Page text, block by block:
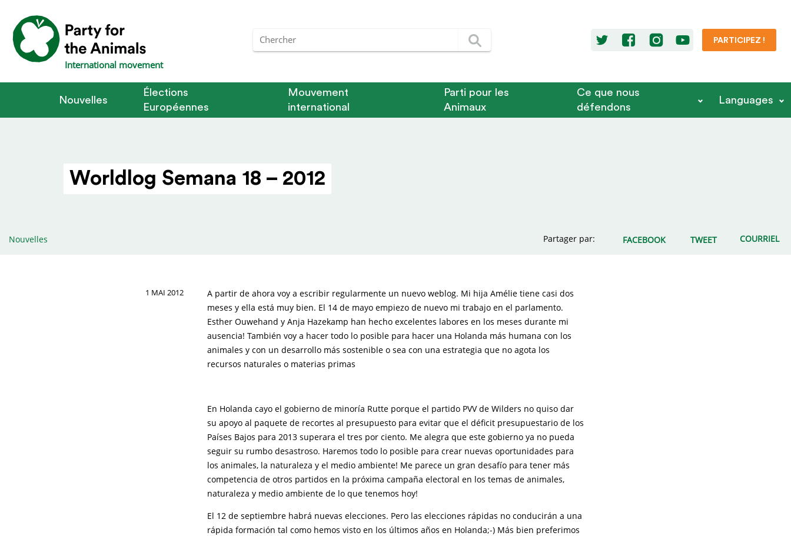
International movement
PARTICIPEZ !
Nouvelles
Élections
Européennes
Mouvement
international
Parti pour les
Animaux
Ce que nous
défendons
Languages
Worldlog Semana 18 – 2012
Nouvelles Partager par: FACEBOOK TWEET COURRIEL
1 MAI 2012
A partir de ahora voy a escribir regularmente un nuevo weblog. Mi hija Amélie tiene casi dos
meses y ella está muy bien. El 14 de mayo empiezo de nuevo mi trabajo en el parlamento.
Esther Ouwehand y Anja Hazekamp han hecho excelentes labores en los meses durante mi
ausencia! También voy a hacer todo lo posible para hacer una Holanda más humana con los
animales y con un desarrollo más sostenible o sea con una estrategia que no agota los
recursos naturales o materias primas
En Holanda cayo el gobierno de minoría Rutte porque el partido PVV de Wilders no quiso dar
su apoyo al paquete de recortes al presupuesto para evitar que el déficit presupuestario de los
Países Bajos para 2013 superara el tres por ciento. Me alegra que este gobierno ya no pueda
seguir su rumbo desastroso. Haremos todo lo posible para crear nuevas oportunidades para
los animales, la naturaleza y el medio ambiente! Me parece un gran desafío para tener más
competencia de otros partidos en la próxima campaña electoral en los temas de animales,
naturaleza y medio ambiente de lo que tenemos hoy!
El 12 de septiembre habrá nuevas elecciones. Pero las elecciones rápidas no conducirán a una
rápida formación tal como hemos visto en los últimos años en Holanda;-) Más bien preferimos